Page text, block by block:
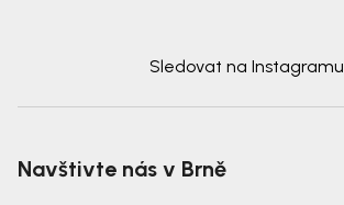
Sledovat na Instagramu
Navštivte nás v Brně